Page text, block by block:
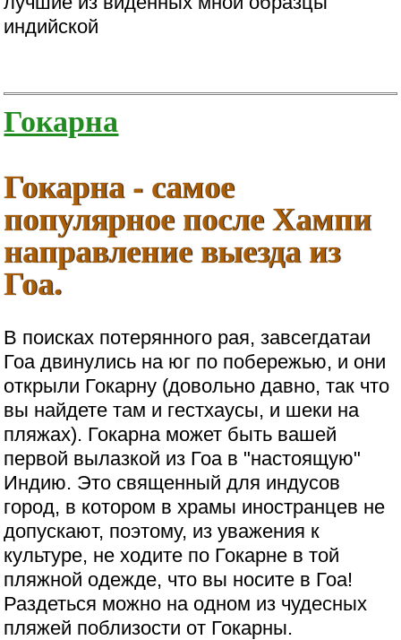
индийской
Гокарна
Гокарна - самое
популярное после Хампи
направление выезда из
Гоа.
В поисках потерянного рая, завсегдатаи
Гоа двинулись на юг по побережью, и они
открыли Гокарну (довольно давно, так что
вы найдете там и гестхаусы, и шеки на
пляжах). Гокарна может быть вашей
первой вылазкой из Гоа в "настоящую"
Индию. Это священный для индусов
город, в котором в храмы иностранцев не
допускают, поэтому, из уважения к
культуре, не ходите по Гокарне в той
пляжной одежде, что вы носите в Гоа!
Раздеться можно на одном из чудесных
пляжей поблизости от Гокарны.